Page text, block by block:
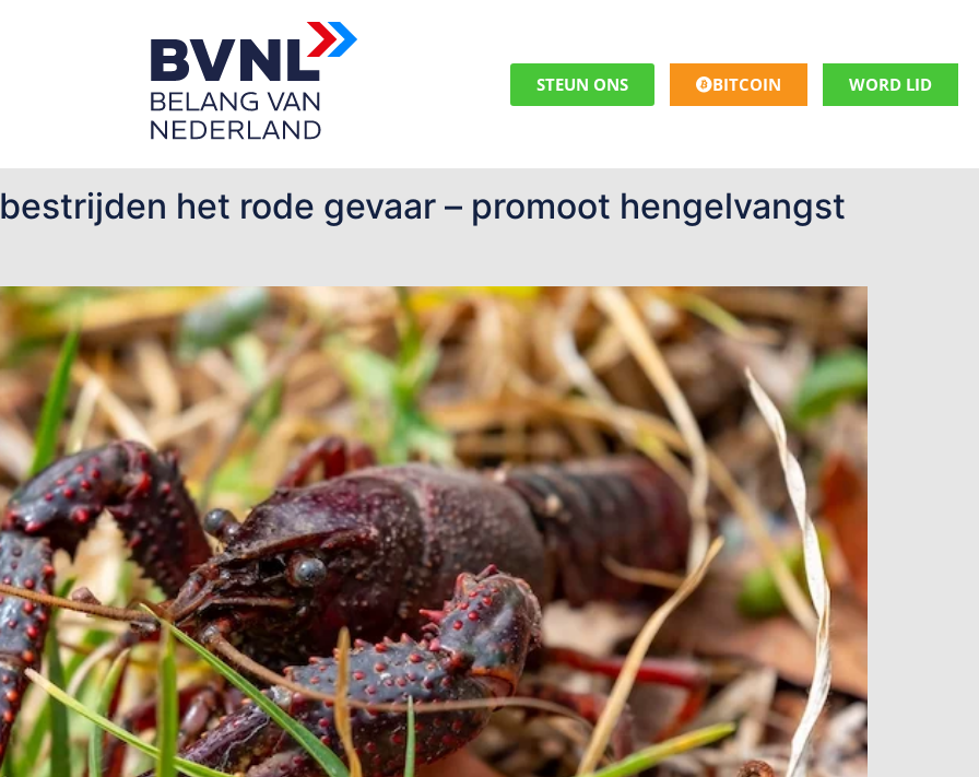
STEUN ONS BITCOIN WORD LID
het rode gevaar – promoot hengelvangst